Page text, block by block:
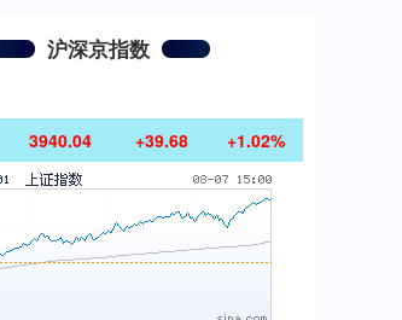
沪深京指数
3940.04 +39.68 +1.02%